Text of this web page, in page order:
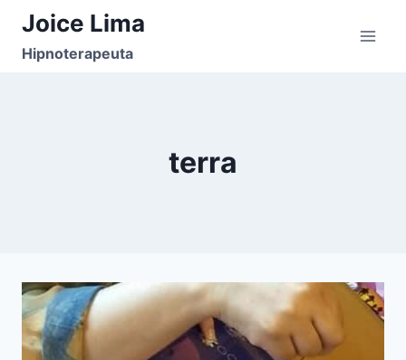
Pular
paraJoice Lima
Hipnoterapeuta
terra